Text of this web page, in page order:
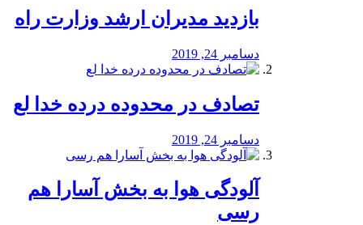
بازدید مدیران ارشد وزارت راه
دسامبر 24, 2019
تصادف در محدوده درده خدا لع
دسامبر 24, 2019
آلودگی هوا به بخش آسارا هم
رسی